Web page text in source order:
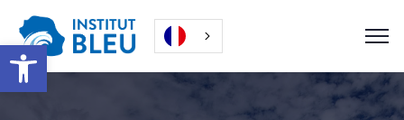
Ouvrir la barre d’outils